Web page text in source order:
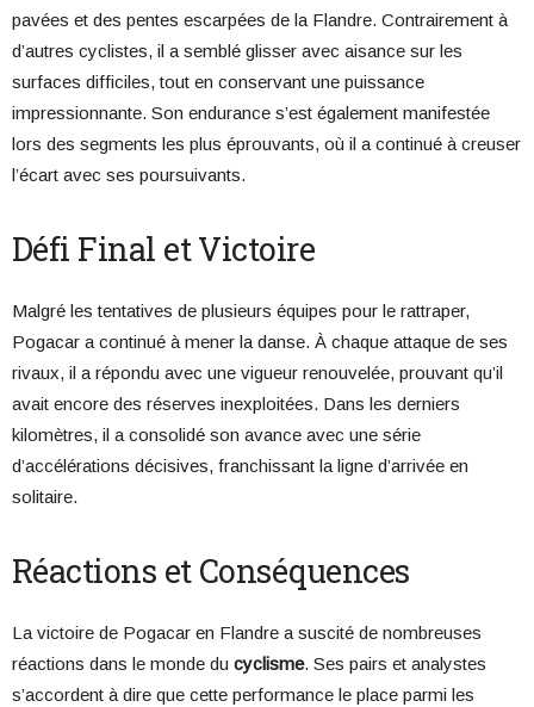
pavées et des pentes escarpées de la Flandre. Contrairement à
d’autres cyclistes, il a semblé glisser avec aisance sur les
surfaces difficiles, tout en conservant une puissance
impressionnante. Son endurance s’est également manifestée
lors des segments les plus éprouvants, où il a continué à creuser
l’écart avec ses poursuivants.
Défi Final et Victoire
Malgré les tentatives de plusieurs équipes pour le rattraper,
Pogacar a continué à mener la danse. À chaque attaque de ses
rivaux, il a répondu avec une vigueur renouvelée, prouvant qu’il
avait encore des réserves inexploitées. Dans les derniers
kilomètres, il a consolidé son avance avec une série
d’accélérations décisives, franchissant la ligne d’arrivée en
solitaire.
Réactions et Conséquences
La victoire de Pogacar en Flandre a suscité de nombreuses
réactions dans le monde du cyclisme. Ses pairs et analystes
s’accordent à dire que cette performance le place parmi les